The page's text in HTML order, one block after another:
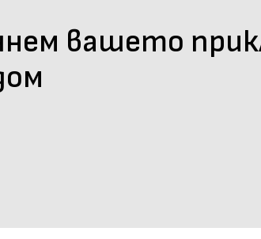
вашето